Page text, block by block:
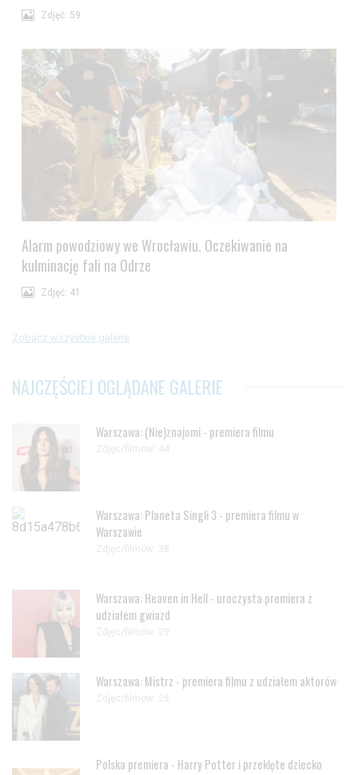
Zdjęć: 59
Alarm powodziowy we Wrocławiu. Oczekiwanie na
kulminację fali na Odrze
Zdjęć: 41
Zobacz wszystkie galerie
NAJCZĘŚCIEJ OGLĄDANE GALERIE
Warszawa: (Nie)znajomi - premiera filmu
Zdjęc/filmów: 44
Warszawa: Planeta Singli 3 - premiera filmu w
Warszawie
Zdjęc/filmów: 38
Warszawa: Heaven in Hell - uroczysta premiera z
udziałem gwiazd
Zdjęc/filmów: 29
Warszawa: Mistrz - premiera filmu z udziałem aktorów
Zdjęc/filmów: 26
Polska premiera - Harry Potter i przeklęte dziecko